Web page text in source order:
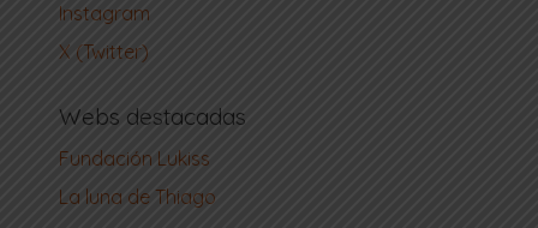
Instagram
X (Twitter)
Webs destacadas
Fundación Lukiss
La luna de Thiago